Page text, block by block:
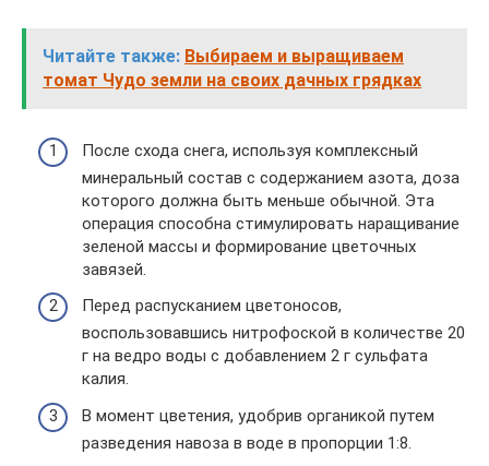
Читайте также: Выбираем и выращиваем
томат Чудо земли на своих дачных грядках
После схода снега, используя комплексный
минеральный состав с содержанием азота, доза
которого должна быть меньше обычной. Эта
операция способна стимулировать наращивание
зеленой массы и формирование цветочных
завязей.
Перед распусканием цветоносов,
воспользовавшись нитрофоской в количестве 20
г на ведро воды с добавлением 2 г сульфата
калия.
В момент цветения, удобрив органикой путем
разведения навоза в воде в пропорции 1:8.